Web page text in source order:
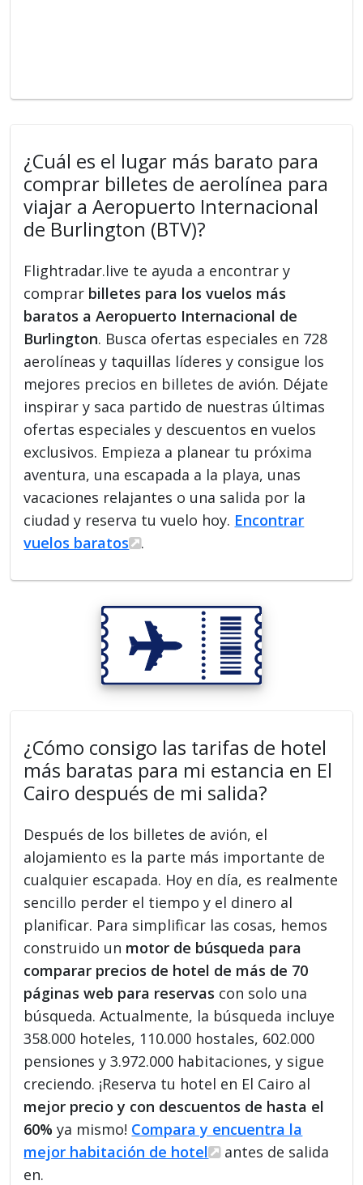
¿Cuál es el lugar más barato para
comprar billetes de aerolínea para
viajar a Aeropuerto Internacional
de Burlington (BTV)?
Flightradar.live te ayuda a encontrar y
comprar billetes para los vuelos más
baratos a Aeropuerto Internacional de
Burlington. Busca ofertas especiales en 728
aerolíneas y taquillas líderes y consigue los
mejores precios en billetes de avión. Déjate
inspirar y saca partido de nuestras últimas
ofertas especiales y descuentos en vuelos
exclusivos. Empieza a planear tu próxima
aventura, una escapada a la playa, unas
vacaciones relajantes o una salida por la
ciudad y reserva tu vuelo hoy. Encontrar
vuelos baratos
.
¿Cómo consigo las tarifas de hotel
más baratas para mi estancia en El
Cairo después de mi salida?
Después de los billetes de avión, el
alojamiento es la parte más importante de
cualquier escapada. Hoy en día, es realmente
sencillo perder el tiempo y el dinero al
planificar. Para simplificar las cosas, hemos
construido un motor de búsqueda para
comparar precios de hotel de más de 70
páginas web para reservas con solo una
búsqueda. Actualmente, la búsqueda incluye
358.000 hoteles, 110.000 hostales, 602.000
pensiones y 3.972.000 habitaciones, y sigue
creciendo. ¡Reserva tu hotel en El Cairo al
mejor precio y con descuentos de hasta el
60% ya mismo! Compara y encuentra la
mejor habitación de hotel
antes de salida
en.